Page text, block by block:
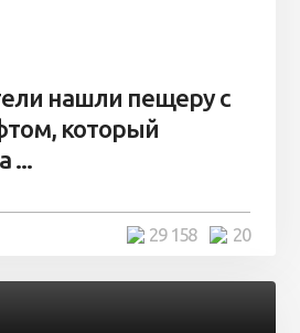
нашли пещеру с
который
...
20
29 158